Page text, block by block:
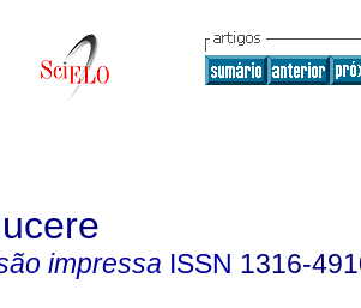
impressa ISSN 1316-